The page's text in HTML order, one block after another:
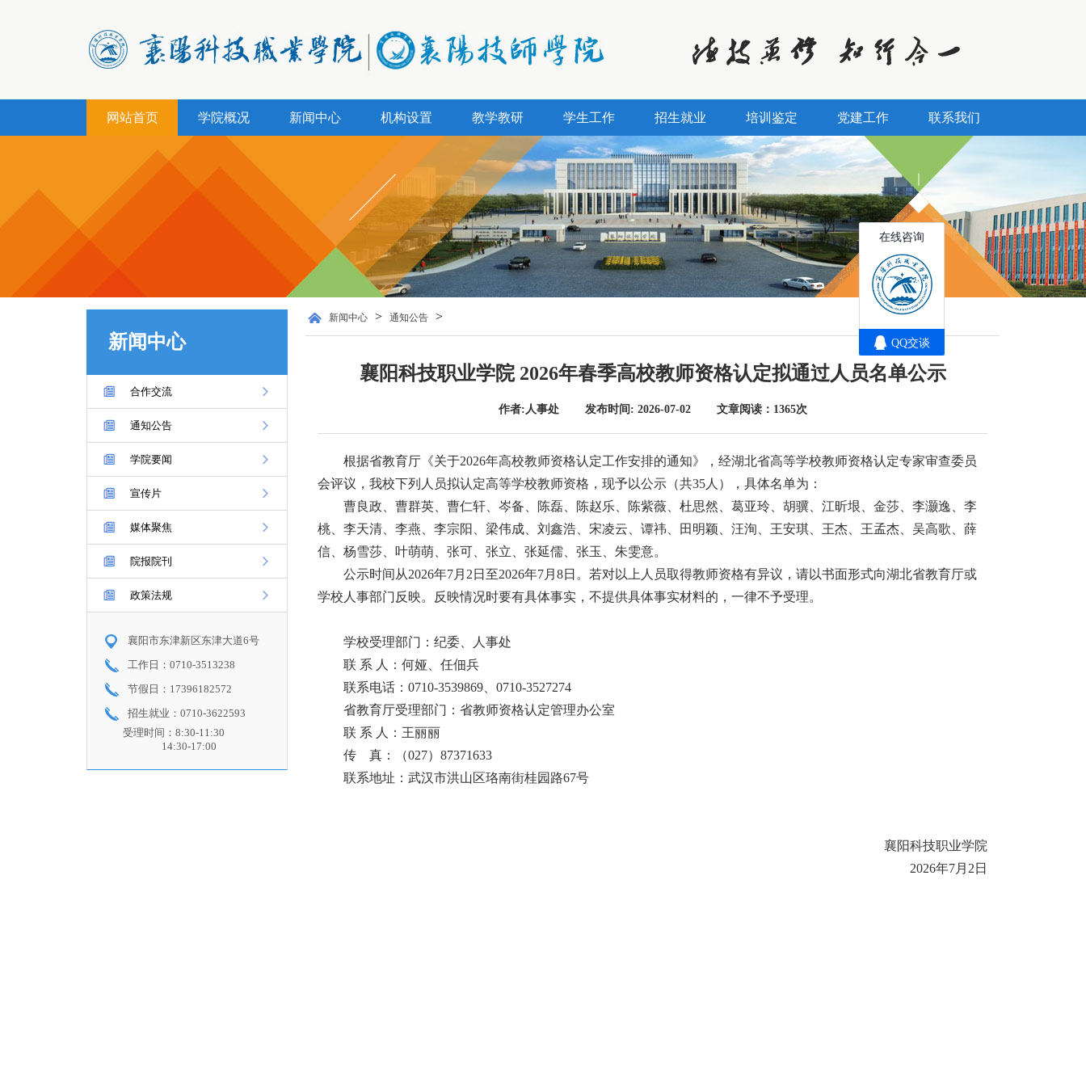
网站首页 学院概况 新闻中心 机构设置 教学教研 学生工作 招生就业 培训鉴定 党建工作 联系我们
新闻中心
合作交流
通知公告
学院要闻
宣传片
媒体聚焦
院报院刊
政策法规
襄阳市东津新区东津大道6号
工作日：0710-3513238
节假日：17396182572
招生就业：0710-3622593
受理时间：8:30-11:30
14:30-17:00
新闻中心 > 通知公告 >
襄阳科技职业学院 2026年春季高校教师资格认定拟通过人员名单公示
作者:人事处 发布时间: 2026-07-02 文章阅读：1365次
根据省教育厅《关于2026年高校教师资格认定工作安排的通知》，经湖北省高等学校教师资格认定专家审查委员
会评议，我校下列人员拟认定高等学校教师资格，现予以公示（共35人），具体名单为：
曹良政、曹群英、曹仁轩、岑备、陈磊、陈赵乐、陈紫薇、杜思然、葛亚玲、胡骥、江昕垠、金莎、李灏逸、李
桃、李天清、李燕、李宗阳、梁伟成、刘鑫浩、宋凌云、谭祎、田明颖、汪洵、王安琪、王杰、王孟杰、吴高歌、薛
信、杨雪莎、叶萌萌、张可、张立、张延儒、张玉、朱雯意。
公示时间从2026年7月2日至2026年7月8日。若对以上 人员取得教师资格有异议，请以书面形式向湖北省教育厅或
学校人事部门反映。反映情况时要有具体事实，不提供具体事实材料的，一律不予受理。
学校受理部门：纪委、人事处
联 系 人：何娅、任佃兵
联系电话：0710-3539869、0710-3527274
省教育厅受理部门：省教师资格认定管理办公室
联 系 人：王丽丽
传 真：（027）87371633
联系地址：武汉市洪山区珞南街桂园路67号
襄阳科技职业学院
2026年7月2日